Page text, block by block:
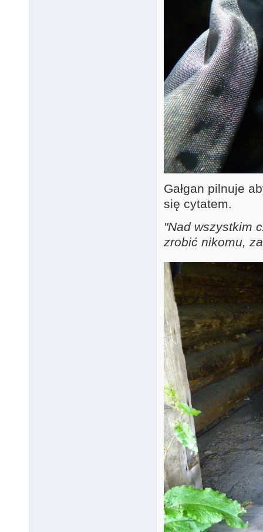
Gałgan pilnuje
się cytatem.
"Nad wszystkim
zrobić nikomu,